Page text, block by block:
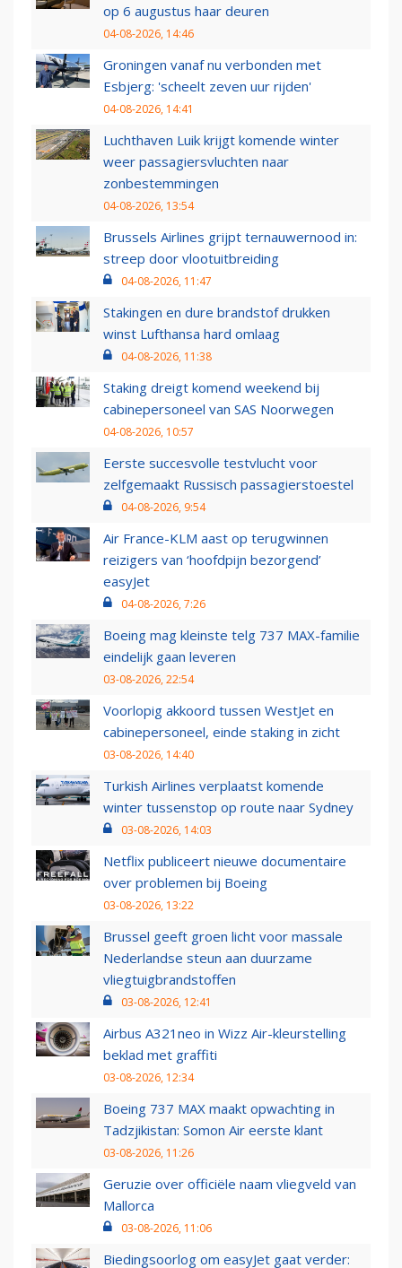
op 6 augustus haar deuren
04-08-2026, 14:46
Groningen vanaf nu verbonden met
Esbjerg: 'scheelt zeven uur rijden'
04-08-2026, 14:41
Luchthaven Luik krijgt komende winter
weer passagiersvluchten naar
zonbestemmingen
04-08-2026, 13:54
Brussels Airlines grijpt ternauwernood in:
streep door vlootuitbreiding
04-08-2026, 11:47
Stakingen en dure brandstof drukken
winst Lufthansa hard omlaag
04-08-2026, 11:38
Staking dreigt komend weekend bij
cabinepersoneel van SAS Noorwegen
04-08-2026, 10:57
Eerste succesvolle testvlucht voor
zelfgemaakt Russisch passagierstoestel
04-08-2026, 9:54
Air France-KLM aast op terugwinnen
reizigers van ‘hoofdpijn bezorgend’
easyJet
04-08-2026, 7:26
Boeing mag kleinste telg 737 MAX-familie
eindelijk gaan leveren
03-08-2026, 22:54
Voorlopig akkoord tussen WestJet en
cabinepersoneel, einde staking in zicht
03-08-2026, 14:40
Turkish Airlines verplaatst komende
winter tussenstop op route naar Sydney
03-08-2026, 14:03
Netflix publiceert nieuwe documentaire
over problemen bij Boeing
03-08-2026, 13:22
Brussel geeft groen licht voor massale
Nederlandse steun aan duurzame
vliegtuigbrandstoffen
03-08-2026, 12:41
Airbus A321neo in Wizz Air-kleurstelling
beklad met graffiti
03-08-2026, 12:34
Boeing 737 MAX maakt opwachting in
Tadzjikistan: Somon Air eerste klant
03-08-2026, 11:26
Geruzie over officiële naam vliegveld van
Mallorca
03-08-2026, 11:06
Biedingsoorlog om easyJet gaat verder: